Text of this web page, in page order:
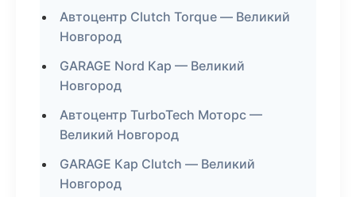
Автоцентр Clutch Torque — Великий
Новгород
GARAGE Nord Кар — Великий
Новгород
Автоцентр TurboTech Моторс —
Великий Новгород
GARAGE Кар Clutch — Великий
Новгород